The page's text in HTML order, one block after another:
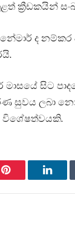
ක්‍රීඩකයින්
නේමාර් ද
මාසයේ සිට
සුවය ලබා
විශේෂත්වයකි.
Pinterest